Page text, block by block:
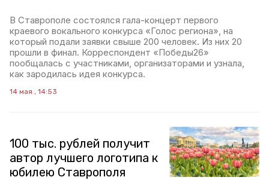
В Ставрополе состоялся гала-концерт первого
краевого вокального конкурса «Голос региона», на
который подали заявки свыше 200 человек. Из них 20
прошли в финал. Корреспондент «Победы26»
пообщалась с участниками, организаторами и узнала,
как зародилась идея конкурса.
14 мая , 14:53
100 тыс. рублей получит
автор лучшего логотипа к
юбилею Ставрополя